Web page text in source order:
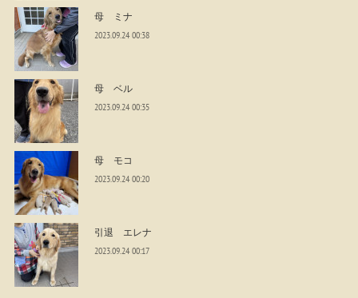
母 ミナ
2023.09.24 00:38
母 ベル
2023.09.24 00:35
母 モコ
2023.09.24 00:20
引退 エレナ
2023.09.24 00:17